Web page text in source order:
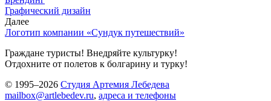
Графический дизайн
Далее
Логотип компании «Сундук путешествий»
Граждане туристы! Внедряйте культурку!
Отдохните от полетов к болгарину и турку!
© 1995–2026 Студия Артемия Лебедева
mailbox@artlebedev.ru, адреса и телефоны